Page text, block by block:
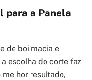
para a Panela
de boi macia e
escolha do corte faz
melhor resultado,